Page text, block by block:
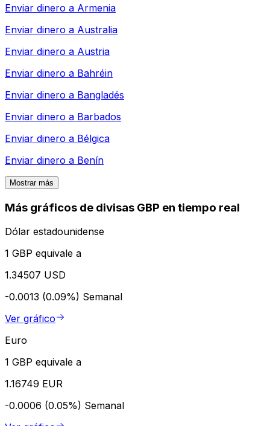
Enviar dinero a Armenia
Enviar dinero a Australia
Enviar dinero a Austria
Enviar dinero a Bahréin
Enviar dinero a Bangladés
Enviar dinero a Barbados
Enviar dinero a Bélgica
Enviar dinero a Benín
Mostrar más
Más gráficos de divisas GBP en tiempo real
Dólar estadounidense
1 GBP equivale a
1.34507 USD
-0.0013 (0.09%) Semanal
Ver gráfico
Euro
1 GBP equivale a
1.16749 EUR
-0.0006 (0.05%) Semanal